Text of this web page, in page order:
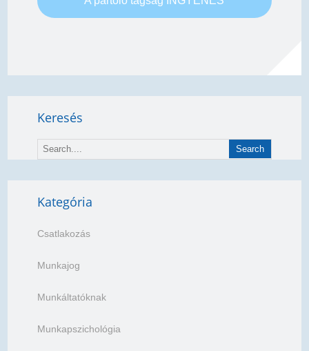
Keresés
Kategória
Csatlakozás
Munkajog
Munkáltatóknak
Munkapszichológia